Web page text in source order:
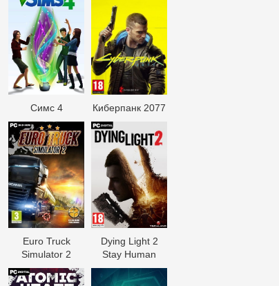
Симс 4 Киберпанк 2077
Euro Truck
Simulator 2
Dying Light 2
Stay Human